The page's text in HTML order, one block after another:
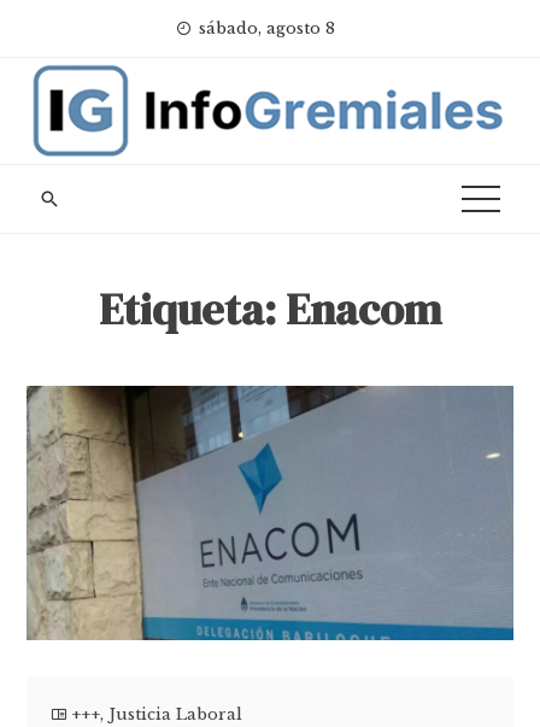
content
sábado, agosto 8
Etiqueta:Enacom
+++, Justicia Laboral